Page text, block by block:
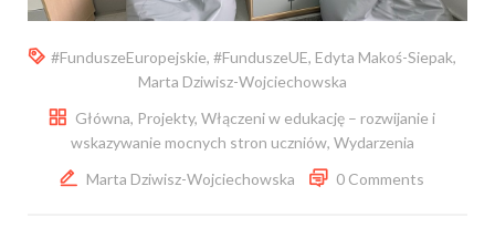
#FunduszeEuropejskie, #FunduszeUE, Edyta Makoś-Siepak,
Marta Dziwisz-Wojciechowska
Główna, Projekty, Włączeni w edukację – rozwijanie i
wskazywanie mocnych stron uczniów, Wydarzenia
Marta Dziwisz-Wojciechowska
0 Comments